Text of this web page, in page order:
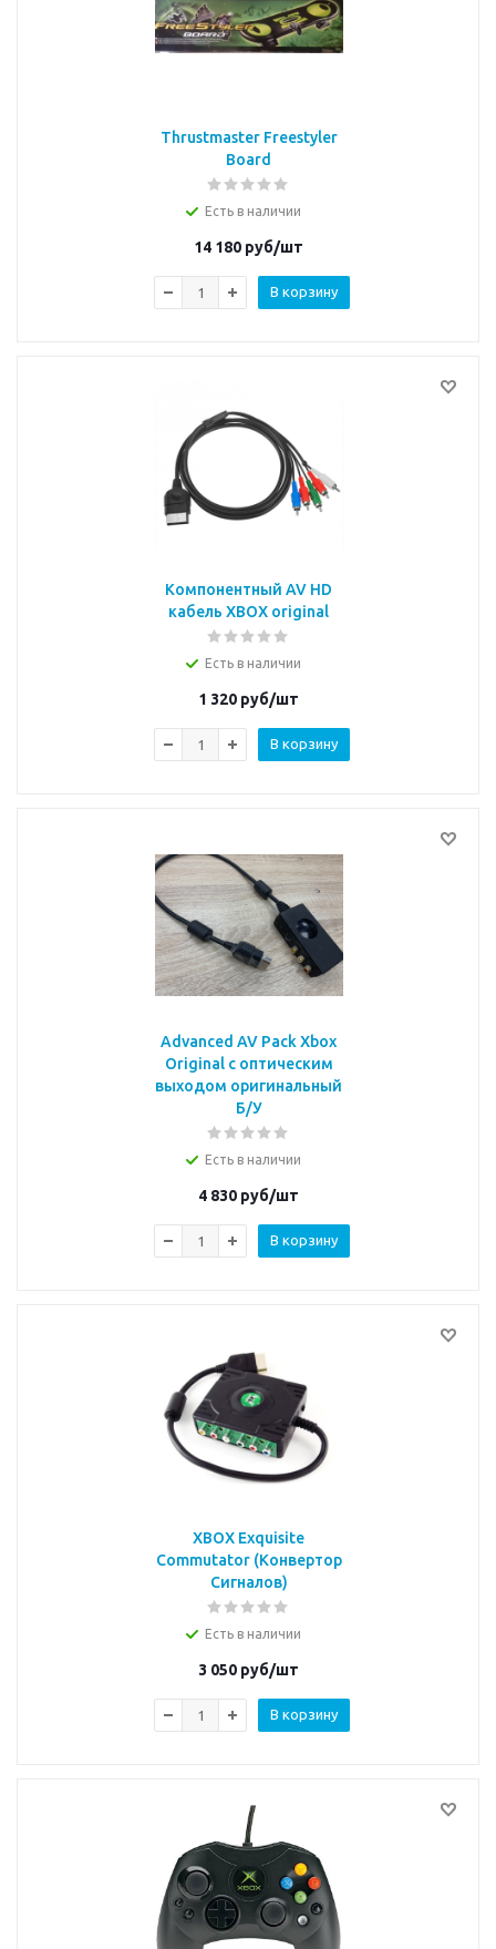
Thrustmaster Freestyler
Board
Есть в наличии
14 180 руб/шт
В корзину
Компонентный AV HD
кабель XBOX original
Есть в наличии
1 320 руб/шт
В корзину
Advanced AV Pack Xbox
Original с оптическим
выходом оригинальный
Б/У
Есть в наличии
4 830 руб/шт
В корзину
XBOX Exquisite
Commutator (Конвертор
Сигналов)
Есть в наличии
3 050 руб/шт
В корзину